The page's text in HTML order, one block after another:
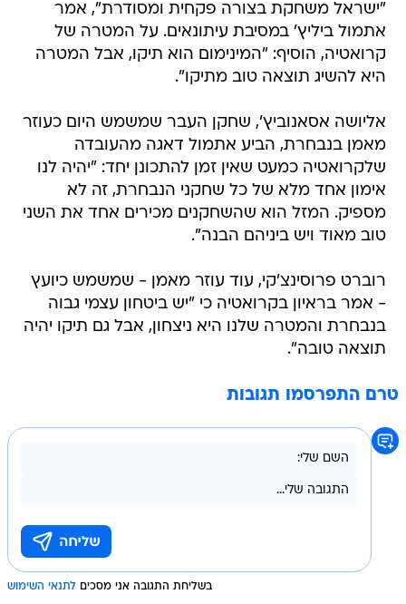
"ישראל משחקת בצורה פקחית ומסודרת", אמר
אתמול ביליץ' במסיבת עיתונאים. על המטרה של
קרואטיה, הוסיף: "המינימום הוא תיקו, אבל המטרה
היא להשיג תוצאה טוב מתיקו".
אליושה אסאנוביץ', שחקן העבר שמשמש היום כעוזר
מאמן בנבחרת, הביע אתמול דאגה מהעובדה
שלקרואטיה כמעט שאין זמן להתכונן יחד: "יהיה לנו
אימון אחד מלא של כל שחקני הנבחרת, זה לא
מספיק. המזל הוא שהשחקנים מכירים אחד את השני
טוב מאוד ויש ביניהם הבנה".
רוברט פרוסינצ'קי, עוד עוזר מאמן - שמשמש כיועץ
- אמר בראיון בקרואטיה כי "יש ביטחון עצמי גבוה
בנבחרת והמטרה שלנו היא ניצחון, אבל גם תיקו יהיה
תוצאה טובה".
טרם התפרסמו תגובות
בשליחת התגובה אני מסכים לתנאי השימוש